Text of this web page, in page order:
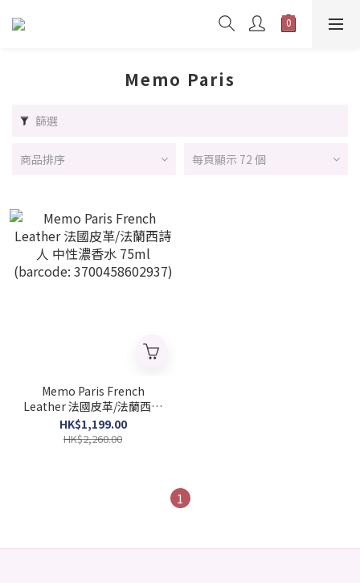
Memo Paris
篩選
商品排序 每頁顯示 72 個
Memo Paris French
Leather 法國皮革/法蘭西詩
人 中性濃香水 75ml
(barcode: 3700458602937)
HK$1,199.00
HK$2,260.00
1